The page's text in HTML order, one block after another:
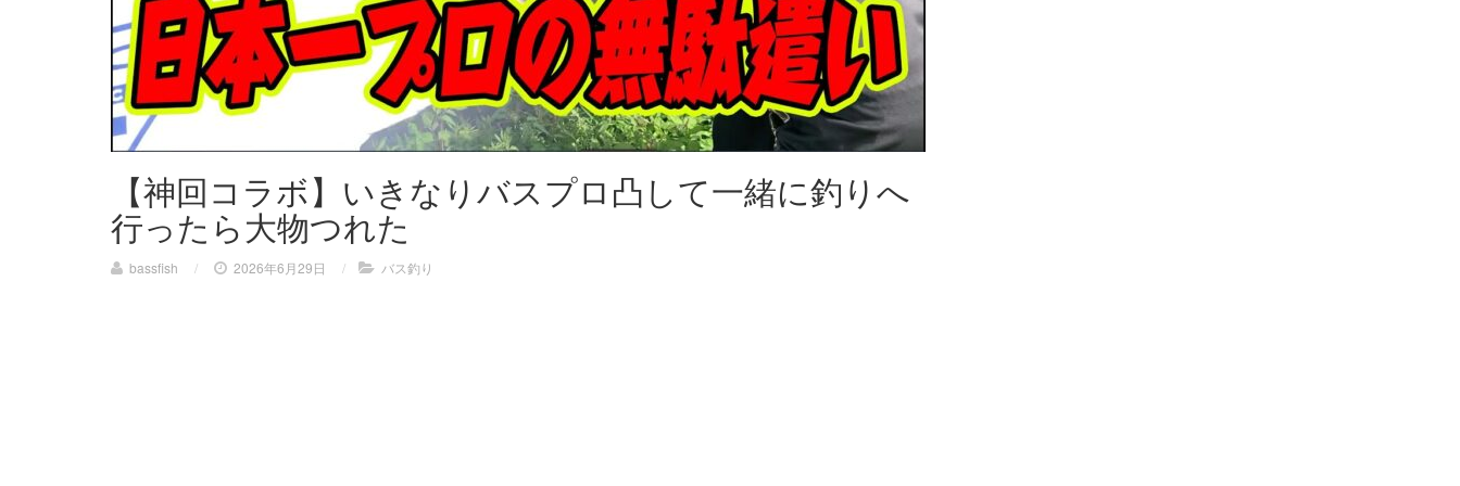
【神回コラボ】いきなりバスプロ凸して一緒に釣りへ
行ったら大物つれた
bassfish / 2026年6月29日 / バス釣り